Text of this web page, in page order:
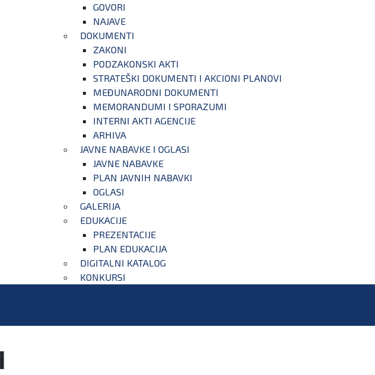
GOVORI
NAJAVE
DOKUMENTI
ZAKONI
PODZAKONSKI AKTI
STRATEŠKI DOKUMENTI I AKCIONI PLANOVI
MEĐUNARODNI DOKUMENTI
MEMORANDUMI I SPORAZUMI
INTERNI AKTI AGENCIJE
ARHIVA
JAVNE NABAVKE I OGLASI
JAVNE NABAVKE
PLAN JAVNIH NABAVKI
OGLASI
GALERIJA
EDUKACIJE
PREZENTACIJE
PLAN EDUKACIJA
DIGITALNI KATALOG
KONKURSI